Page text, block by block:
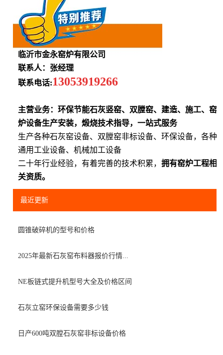
临沂市金永窑炉有限公司
联系人：张经理
联系电话:13053919266
主营业务：环保节能石灰竖窑、双膛窑、建造、施工、窑
炉设备生产安装，煅烧技术指导，一站式服务
生产各种石灰窑设备、双膛窑非标设备、环保设备，各种
通用工业设备、机械加工设备
二十年行业经验，有着完善的技术积累，拥有窑炉工程相
关资质。
最近更新
圆锥破碎机的型号和价格
2025年最新石灰窑布料器报价行情...
NE板链式提升机型号大全及价格区间
石灰立窑环保设备需要多少钱
日产600吨双膛石灰窑非标设备价格